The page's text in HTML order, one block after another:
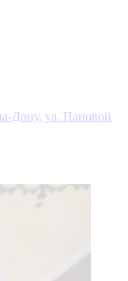
Дону, ул. Пановой